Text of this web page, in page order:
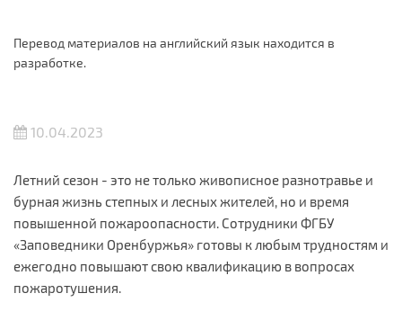
Перевод материалов на английский язык находится в
разработке.
10.04.2023
Летний сезон - это не только живописное разнотравье и
бурная жизнь степных и лесных жителей, но и время
повышенной пожароопасности. Сотрудники ФГБУ
«Заповедники Оренбуржья» готовы к любым трудностям и
ежегодно повышают свою квалификацию в вопросах
пожаротушения.